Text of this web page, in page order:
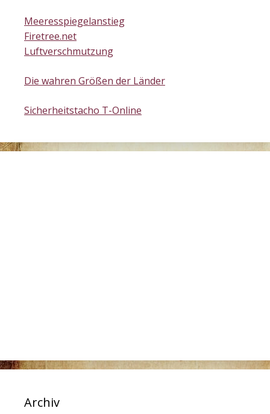
Meeresspiegelanstieg
Firetree.net
Luftverschmutzung
Die wahren Größen der Länder
Sicherheitstacho T-Online
Archiv